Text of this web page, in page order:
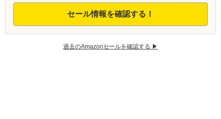
セール情報を確認する！
過去のAmazonセールを確認する ▶︎